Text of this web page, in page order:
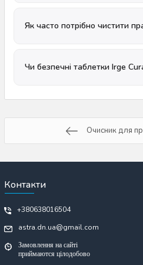
Як часто потрібно чистити
Чи безпечні таблетки Irge
Очисник для
Контакти
+380638016504
astra.dn.ua@gmail.com
Замовлення на сайті
приймаются цілодобово